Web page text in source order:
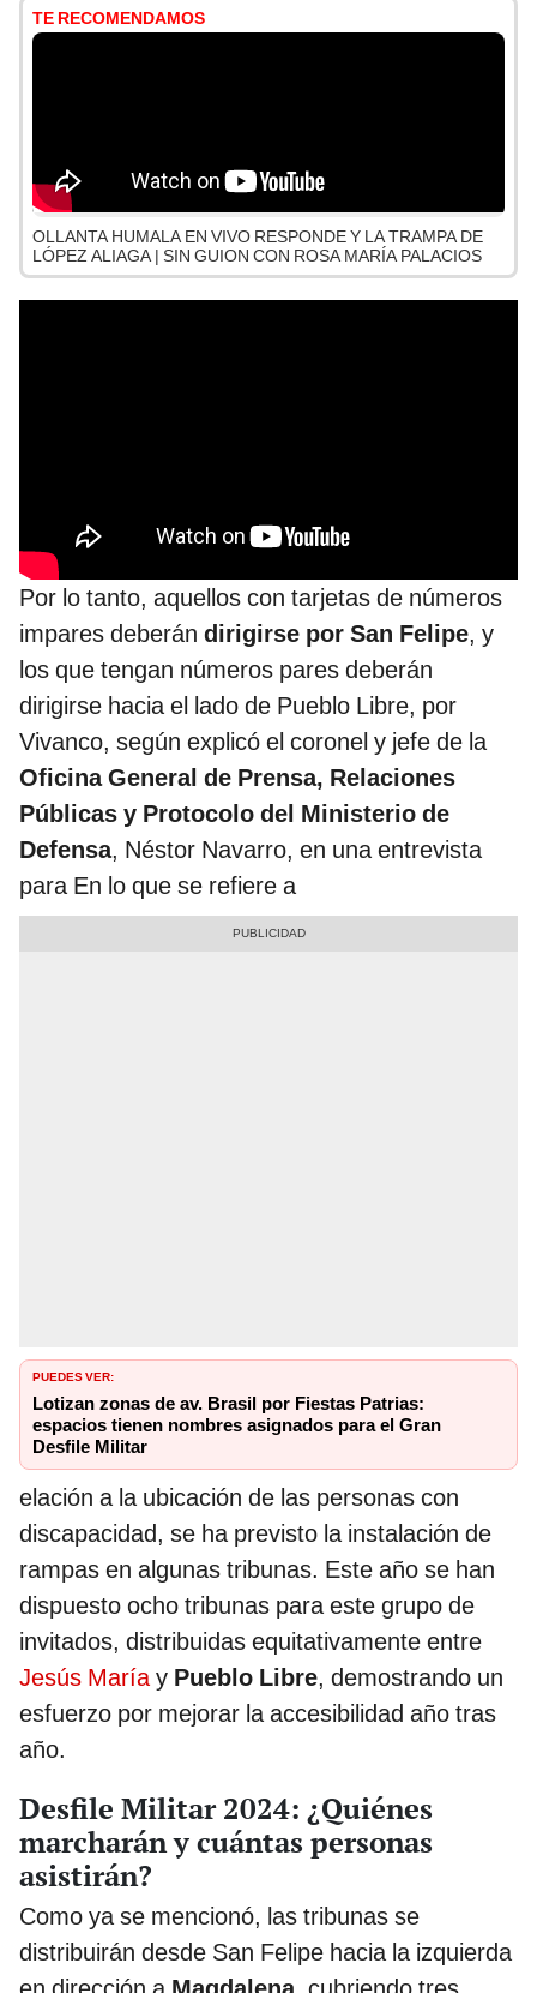
TE RECOMENDAMOS
OLLANTA HUMALA EN VIVO RESPONDE Y LA TRAMPA DE
LÓPEZ ALIAGA | SIN GUION CON ROSA MARÍA PALACIOS
Por lo tanto, aquellos con tarjetas de números
impares deberán dirigirse por San Felipe, y
los que tengan números pares deberán
dirigirse hacia el lado de Pueblo Libre, por
Vivanco, según explicó el coronel y jefe de la
Oficina General de Prensa, Relaciones
Públicas y Protocolo del Ministerio de
Defensa, Néstor Navarro, en una entrevista
para En lo que se refiere a
PUEDES VER:
Lotizan zonas de av. Brasil por Fiestas Patrias:
espacios tienen nombres asignados para el Gran
Desfile Militar
elación a la ubicación de las personas con
discapacidad, se ha previsto la instalación de
rampas en algunas tribunas. Este año se han
dispuesto ocho tribunas para este grupo de
invitados, distribuidas equitativamente entre
Jesús Maríay Pueblo Libre, demostrando un
esfuerzo por mejorar la accesibilidad año tras
año.
Desfile Militar 2024: ¿Quiénes
marcharán y cuántas personas
asistirán?
Como ya se mencionó, las tribunas se
distribuirán desde San Felipe hacia la izquierda